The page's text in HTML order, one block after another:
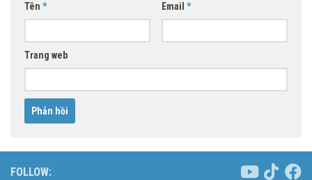
Tên * Email *
Trang web
FOLLOW: